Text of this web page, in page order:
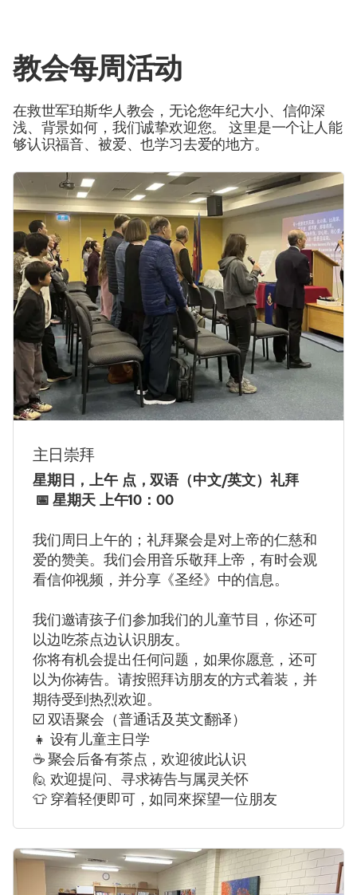
教会每周活动
在救世军珀斯华人教会，无论您年纪大小、信仰深
浅、背景如何，我们诚挚欢迎您。 这里是一个让人能
够认识福音、被爱、也学习去爱的地方。
主日崇拜
星期日，上午 点，双语（中文/英文）礼拜
📅 星期天 上午10：00
我们周日上午的；礼拜聚会是对上帝的仁慈和
爱的赞美。我们会用音乐敬拜上帝，有时会观
看信仰视频，并分享《圣经》中的信息。
我们邀请孩子们参加我们的儿童节目，你还可
以边吃茶点边认识朋友。
你将有机会提出任何问题，如果你愿意，还可
以为你祷告。请按照拜访朋友的方式着装，并
期待受到热烈欢迎。
☑️ 双语聚会（普通话及英文翻译）
👧 设有儿童主日学
☕ 聚会后备有茶点，欢迎彼此认识
🙋 欢迎提问、寻求祷告与属灵关怀
👕 穿着轻便即可，如同來探望一位朋友